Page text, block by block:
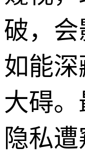
破，会
如能
大碍
隐私